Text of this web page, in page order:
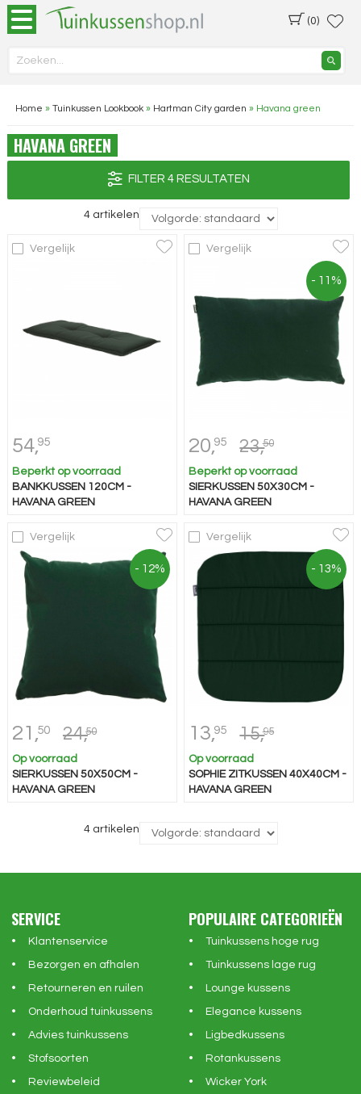
(0)
Home » Tuinkussen Lookbook» Hartman City garden » Havana green
HAVANA GREEN
FILTER 4 RESULTATEN
4 artikelen
Vergelijk
54,95
Beperkt op voorraad
BANKKUSSEN 120CM -
HAVANA GREEN
Vergelijk
- 11%
20,95 23,50
Beperkt op voorraad
SIERKUSSEN 50X30CM -
HAVANA GREEN
Vergelijk
- 12%
21,50 24,50
Op voorraad
SIERKUSSEN 50X50CM -
HAVANA GREEN
Vergelijk
- 13%
13,95 15,95
Op voorraad
SOPHIE ZITKUSSEN 40X40CM -
HAVANA GREEN
4 artikelen
SERVICE
Klantenservice
Bezorgen en afhalen
Retourneren en ruilen
Onderhoud tuinkussens
Advies tuinkussens
Stofsoorten
Reviewbeleid
POPULAIRE CATEGORIEËN
Tuinkussens hoge rug
Tuinkussens lage rug
Lounge kussens
Elegance kussens
Ligbedkussens
Rotankussens
Wicker York